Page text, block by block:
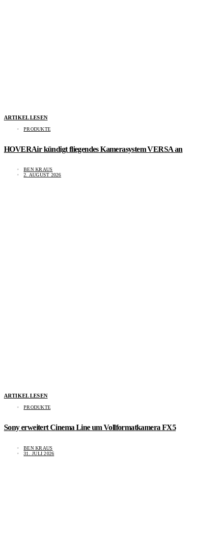
ARTIKEL LESEN
PRODUKTE
HOVERAir kündigt fliegendes Kamerasystem VERSA an
BEN KRAUS
2. AUGUST 2026
ARTIKEL LESEN
PRODUKTE
Sony erweitert Cinema Line um Vollformatkamera FX5
BEN KRAUS
31. JULI 2026